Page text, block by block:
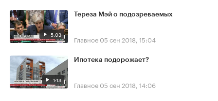
5:03
Тереза Мэй о подозреваемых
Главное 05 сен 2018, 15:04
1:13
Ипотека подорожает?
Главное 05 сен 2018, 14:06